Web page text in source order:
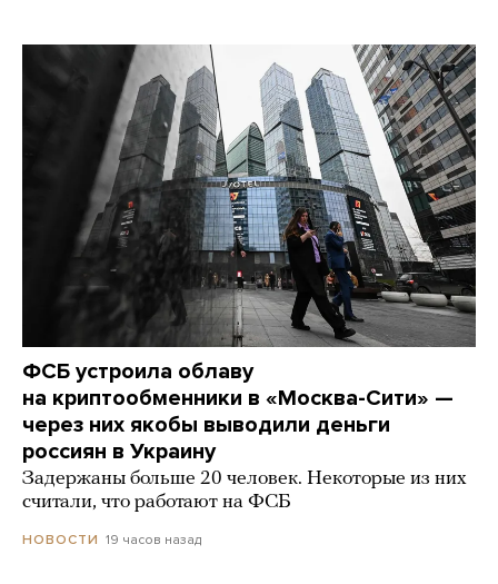
ФСБ устроила облаву
на криптообменники в «Москва-Сити» —
через них якобы выводили деньги
россиян в Украину
Задержаны больше 20 человек. Некоторые из них
считали, что работают на ФСБ
НОВОСТИ 19 часов назад